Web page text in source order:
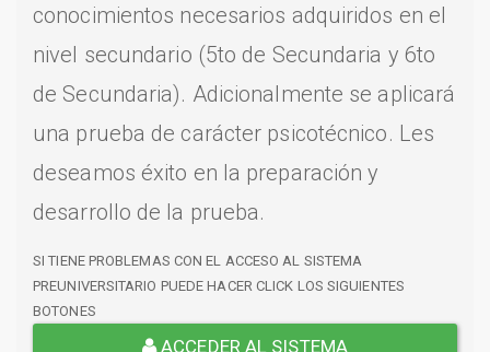
conocimientos necesarios adquiridos en el
nivel secundario (5to de Secundaria y 6to
de Secundaria). Adicionalmente se aplicará
una prueba de carácter psicotécnico. Les
deseamos éxito en la preparación y
desarrollo de la prueba.
SI TIENE PROBLEMAS CON EL ACCESO AL SISTEMA
PREUNIVERSITARIO PUEDE HACER CLICK LOS SIGUIENTES
BOTONES
ACCEDER AL SISTEMA